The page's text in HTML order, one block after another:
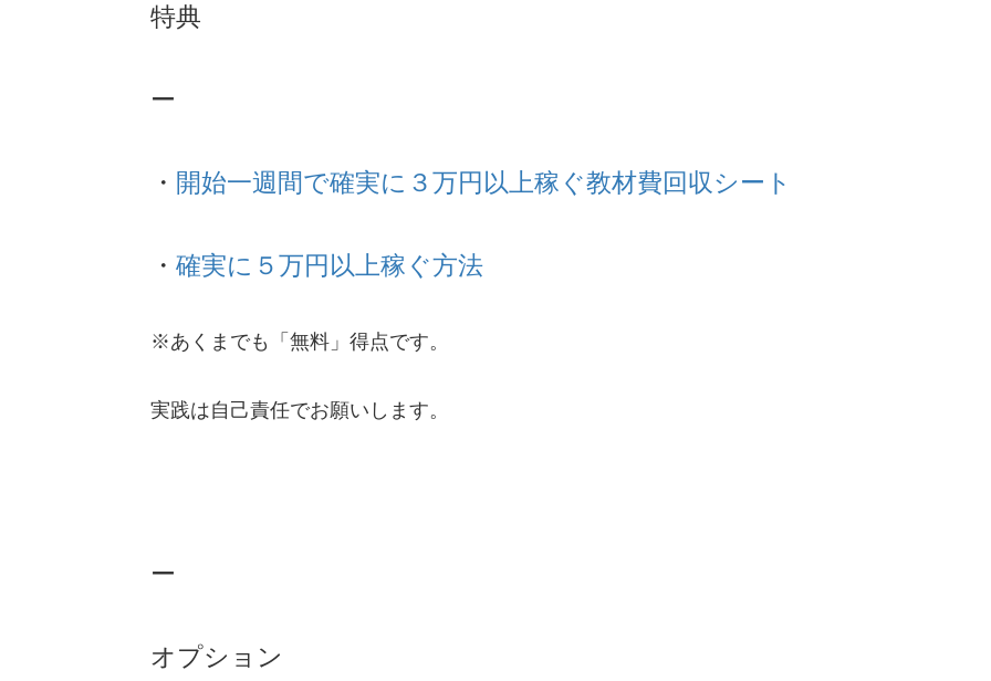
特典
ー
・ 開始一週間で確実に３万円以上稼ぐ教材費回収シート
・ 確実に５万円以上稼ぐ方法
※あくまでも「無料」得点です。
実践は自己責任でお願いします。
ー
オプション